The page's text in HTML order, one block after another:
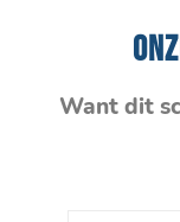
Want dit